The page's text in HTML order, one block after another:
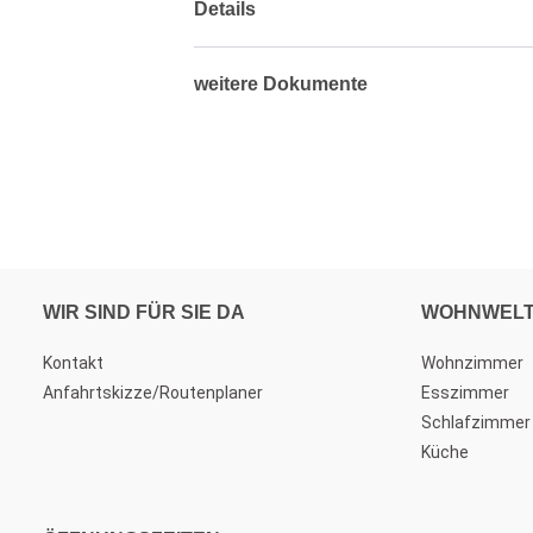
Details
weitere Dokumente
WIR SIND FÜR SIE DA
Kontakt
Anfahrtskizze/Routenplaner
Wohnzimmer
Esszimmer
Schlafzimmer
Küche